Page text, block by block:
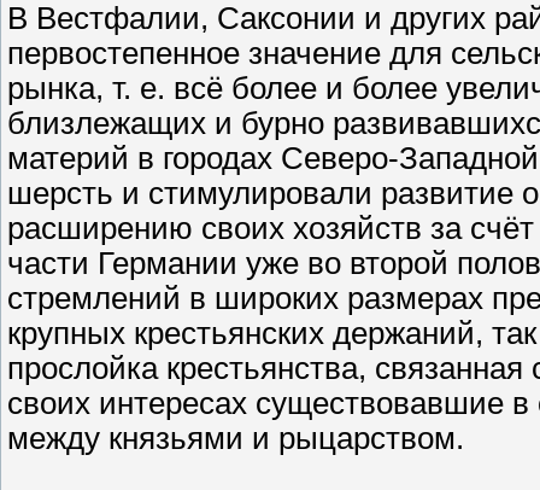
В Вестфалии, Саксонии и других
первостепенное значение для
рынка, т. е. всё более и более
близлежащих и бурно
материй в городах Северо-
шерсть и стимулировали развитие
расширению своих хозяйств за
части Германии уже во второй
стремлений в широких размерах
крупных крестьянских держаний,
прослойка крестьянства,
своих интересах существовавшие
между князьями и рыцарством.